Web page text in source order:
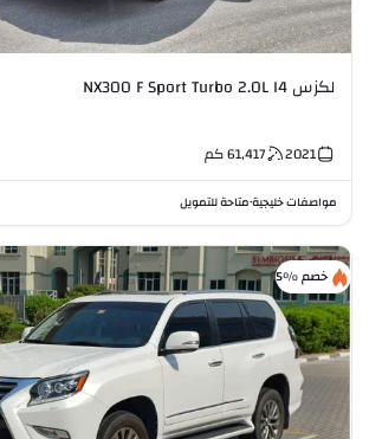
لكزس NX300 F Sport Turbo 2.0L I4
2021
61,417كم
مواصفات خليجية•متاحة للتمويل
خصم %5